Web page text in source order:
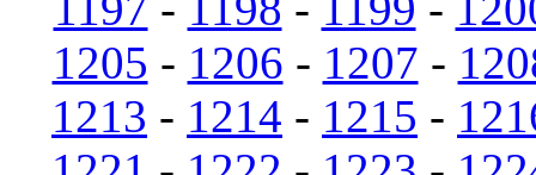
1205 - 1206 - 1207 -
1213 - 1214 - 1215 -